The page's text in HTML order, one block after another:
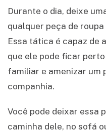
Durante o dia, deixe
qualquer peça de
Essa tática é capaz de
que ele pode ficar
familiar e amenizar um
companhia.
Você pode deixar essa
caminha dele, no sofá